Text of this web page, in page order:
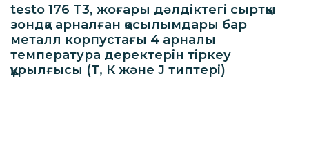
testo 176 T3, жоғары дәлдіктегі сыртқы
зондқа арналған қосылымдары бар
металл корпустағы 4 арналы
температура деректерін тіркеу
құрылғысы (Т, К және J типтері)